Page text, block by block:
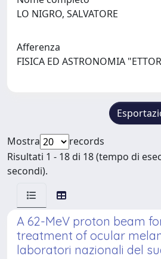
LO NIGRO, SALVATORE
Afferenza
FISICA ED ASTRONOMIA
Mostra
records
Risultati 1 - 18 di 18 (tempo di
secondi).
A 62-MeV proton beam
treatment of ocular
laboratori nazionali del